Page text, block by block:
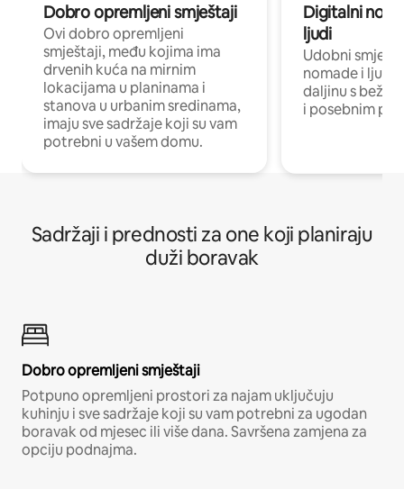
Dobro opremljeni smještaji
Ovi dobro opremljeni
smještaji, među kojima ima
drvenih kuća na mirnim
lokacijama u planinama i
stanova u urbanim sredinama,
imaju sve sadržaje koji su vam
potrebni u vašem domu.
Digitalni
ljudi
Udobni
nomade i ljude
daljinu s
i posebnim
Sadržaji i prednosti za one koji planiraju
duži boravak
Dobro opremljeni smještaji
Potpuno opremljeni prostori za najam uključuju
kuhinju i sve sadržaje koji su vam potrebni za ugodan
boravak od mjesec ili više dana. Savršena zamjena za
opciju podnajma.